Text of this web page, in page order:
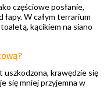
częściowe posłanie,
W całym terrarium
kącikiem na siano
krawędzie się
się mniej przyjemna w